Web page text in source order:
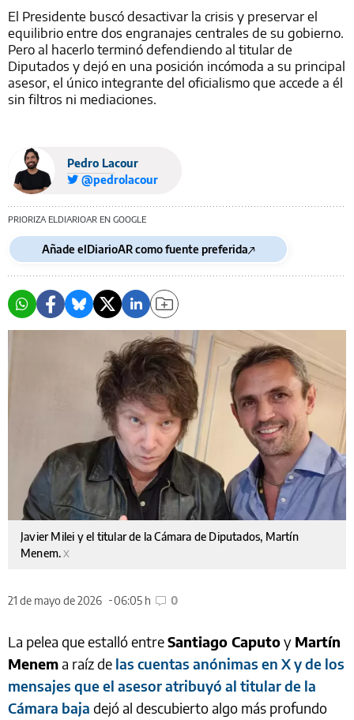
El Presidente buscó desactivar la crisis y preservar el
equilibrio entre dos engranajes centrales de su gobierno.
Pero al hacerlo terminó defendiendo al titular de
Diputados y dejó en una posición incómoda a su principal
asesor, el único integrante del oficialismo que accede a él
sin filtros ni mediaciones.
Pedro Lacour
@pedrolacour
PRIORIZA ELDIARIOAR EN GOOGLE
Añade elDiarioAR como fuente preferida
Javier Milei y el titular de la Cámara de Diputados, Martín
Menem.X
21 de mayo de 2026 06:05 h 0
La pelea que estalló entreSantiago Caputoy Martín
Menema raíz de las cuentas anónimas en X y de los
mensajes que el asesor atribuyó al titular de la
Cámara baja dejó al descubierto algo más profundo